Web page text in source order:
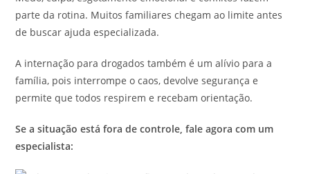
parte da rotina. Muitos familiares chegam ao limite antes
de buscar ajuda especializada.
A internação para drogados também é um alívio para a
família, pois interrompe o caos, devolve segurança e
permite que todos respirem e recebam orientação.
Se a situação está fora de controle, fale agora com um
especialista: